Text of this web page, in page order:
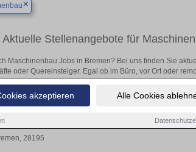
akzeptieren Alle Cookies
×
Aktuelle Stellenangebote für
Maschinenbau Jobs in Bremen? Bei uns finden Sie
oder Quereinsteiger. Egal ob im Büro, vor Ort oder
sich direkt auf passende
Studiengang Maschinenbau B. Eng.
28195